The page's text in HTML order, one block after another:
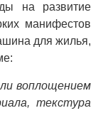
на развитие
манифестов
для жилья,
воплощением
текстура